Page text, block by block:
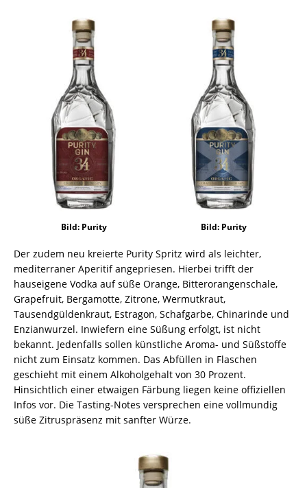
Bild: Purity Bild: Purity
Der zudem neu kreierte Purity Spritz wird als leichter,
mediterraner Aperitif angepriesen. Hierbei trifft der
hauseigene Vodka auf süße Orange, Bitterorangenschale,
Grapefruit, Bergamotte, Zitrone, Wermutkraut,
Tausendgüldenkraut, Estragon, Schafgarbe, Chinarinde und
Enzianwurzel. Inwiefern eine Süßung erfolgt, ist nicht
bekannt. Jedenfalls sollen künstliche Aroma- und Süßstoffe
nicht zum Einsatz kommen. Das Abfüllen in Flaschen
geschieht mit einem Alkoholgehalt von 30 Prozent.
Hinsichtlich einer etwaigen Färbung liegen keine offiziellen
Infos vor. Die Tasting-Notes versprechen eine vollmundig
süße Zitruspräsenz mit sanfter Würze.